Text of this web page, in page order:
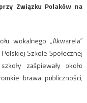
Związku Polaków na
wokalnego „Akwarela”
Szkole Społecznej
zaśpiewały około
brawa publiczności,